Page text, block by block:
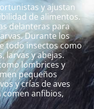
y ajustan
de alimentos.
delanteras para
Durante los
todo insectos como
larvas y abejas.
lombrices y
pequeños
y crías de aves
comen anfibios,